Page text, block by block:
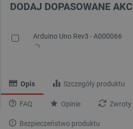
DODAJ DOPASOWANE
Arduino Uno Rev3 - A000066
Opis Szczegóły produktu
FAQ Opinie Zwroty
Bezpieczeństwo produktu